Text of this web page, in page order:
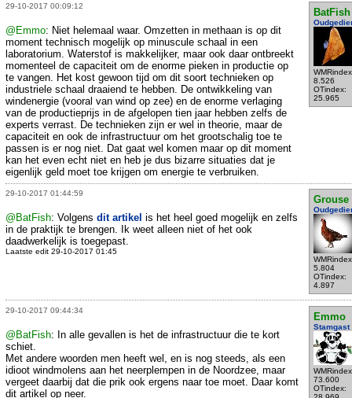
29-10-2017 00:09:12
BatFish
8.526
OTindex:
25.965
@Emmo: Niet helemaal waar. Omzetten in methaan is op dit
moment technisch mogelijk op minuscule schaal in een
laboratorium. Waterstof is makkelijker, maar ook daar ontbreekt
momenteel de capaciteit om de enorme pieken in productie op
te vangen. Het kost gewoon tijd om dit soort technieken op
industriele schaal draaiend te hebben. De ontwikkeling van
windenergie (vooral van wind op zee) en de enorme verlaging
van de productieprijs in de afgelopen tien jaar hebben zelfs de
experts verrast. De technieken zijn er wel in theorie, maar de
capaciteit en ook de infrastructuur om het grootschalig toe te
passen is er nog niet. Dat gaat wel komen maar op dit moment
kan het even echt niet en heb je dus bizarre situaties dat je
eigenlijk geld moet toe krijgen om energie te verbruiken.
29-10-2017 01:44:59
Grouse
5.804
OTindex:
4.897
@BatFish: Volgens dit artikel is het heel goed mogelijk en zelfs
in de praktijk te brengen. Ik weet alleen niet of het ook
daadwerkelijk is toegepast.
Laatste edit 29-10-2017 01:45
29-10-2017 09:44:34
Emmo
Stamgast
73.600
OTindex:
@BatFish: In alle gevallen is het de infrastructuur die te kort
schiet.
Met andere woorden men heeft wel, en is nog steeds, als een
idioot windmolens aan het neerplempen in de Noordzee, maar
vergeet daarbij dat die prik ook ergens naar toe moet. Daar komt
dit artikel op neer.